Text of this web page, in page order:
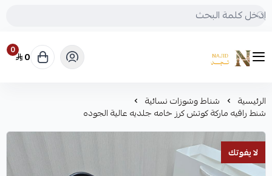
متجر نجد
0 0
الرئيسية شناط وشوزات نسائية
شنط راقيه ماركة كوتش كرز خامه جلديه عالية الجوده
لا يفوتك